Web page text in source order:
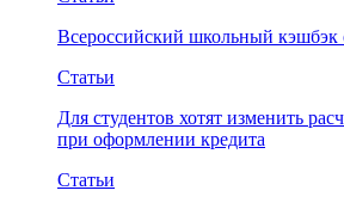
Всероссийский школьный кэшбэк
Статьи
Для студентов хотят изменить
при оформлении кредита
Статьи